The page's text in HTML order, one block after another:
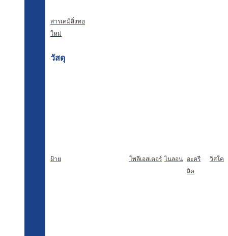
สารเคมีสิ่งทอ
ใหม่
วัสดุ
ฝ้าย โพลีเอสเตอร์ ไนลอน อะครี
ลิค
วิสโคส